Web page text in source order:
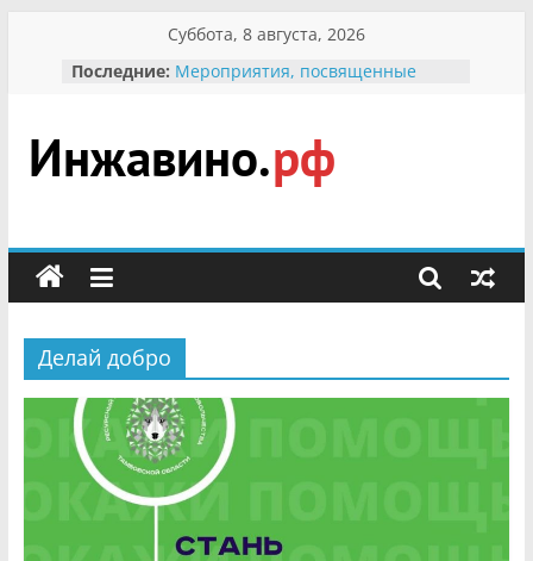
содержимому
Суббота, 8 августа, 2026
Последние: Мероприятия, посвященные
гражданин Инжавинского округа»
участнице Великой
Отечественной, фронтовичке
Безопасность в сети Интернет
мероприятии «Сохраним
первоцветы!»
заповедника родились крапчатые
суслики
Инжавино.рф
сельский
портал
Делай добро